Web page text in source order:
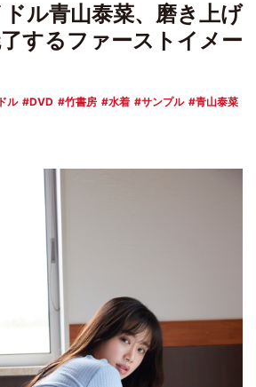
ル青山泰菜、磨き上げ
するファーストイメー
ル DVD 竹書房 水着 サンプル
青山泰菜